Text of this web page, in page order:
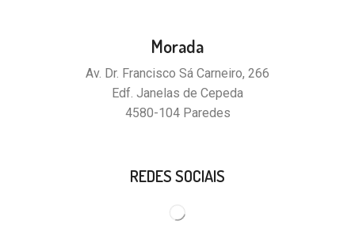
Morada
Av. Dr. Francisco Sá Carneiro, 266
Edf. Janelas de Cepeda
4580-104 Paredes
REDES SOCIAIS